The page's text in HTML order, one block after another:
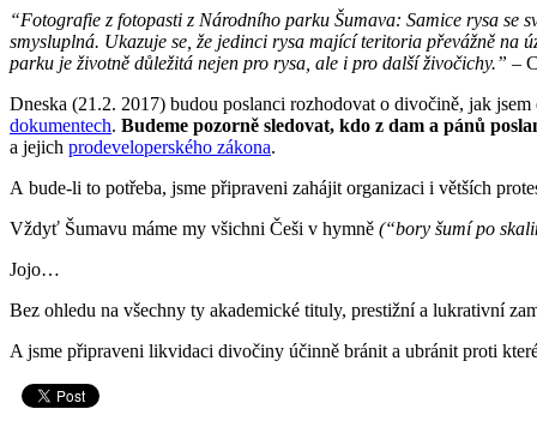
“Fotografie z fotopasti z Národního parku Šumava: Samice rysa se
smysluplná. Ukazuje se, že jedinci rysa mající teritoria převážně
parku je životně důležitá nejen pro rysa, ale i pro další živočichy.” –
Dneska (21.2. 2017) budou poslanci rozhodovat o divočině, jak
dokumentech. Budeme pozorně sledovat, kdo z dam a pánů
a jejich prodeveloperského zákona.
A bude-li to potřeba, jsme připraveni zahájit organizaci i větších
Vždyť Šumavu máme my všichni Češi v hymně (“bory šumí po
Jojo…
Bez ohledu na všechny ty akademické tituly, prestižní a lukrativní
A jsme připraveni likvidaci divočiny účinně bránit a ubránit proti